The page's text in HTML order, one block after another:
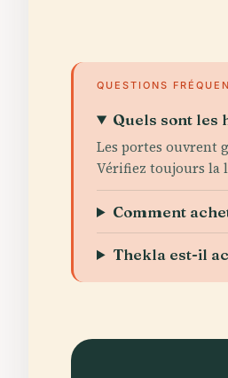
QUESTIONS
Quels sont les
Les portes ouvrent
Vérifiez toujours la
Comment
Thekla est-il